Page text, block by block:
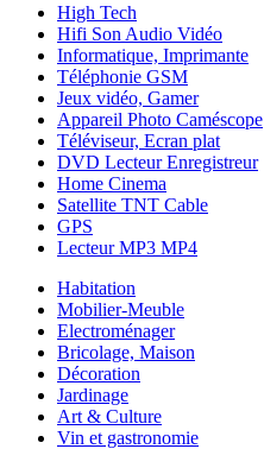
High Tech
Hifi Son Audio Vidéo
Informatique, Imprimante
Téléphonie GSM
Jeux vidéo, Gamer
Appareil Photo Caméscope
Téléviseur, Ecran plat
DVD Lecteur Enregistreur
Home Cinema
Satellite TNT Cable
GPS
Lecteur MP3 MP4
Habitation
Mobilier-Meuble
Electroménager
Bricolage, Maison
Décoration
Jardinage
Art & Culture
Vin et gastronomie